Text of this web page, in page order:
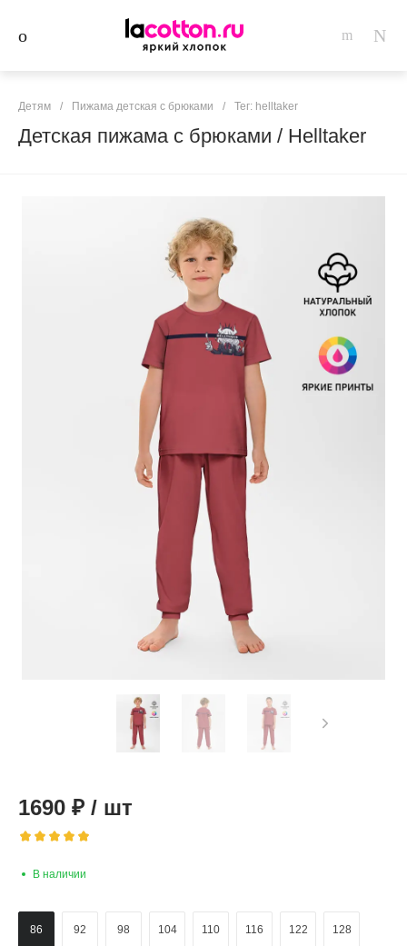
Детям / Пижама детская с брюками / Тег: helltaker
Детская пижама с брюками / Helltaker
1690 ₽ / шт
В наличии
86 92 98 104 110 116 122 128